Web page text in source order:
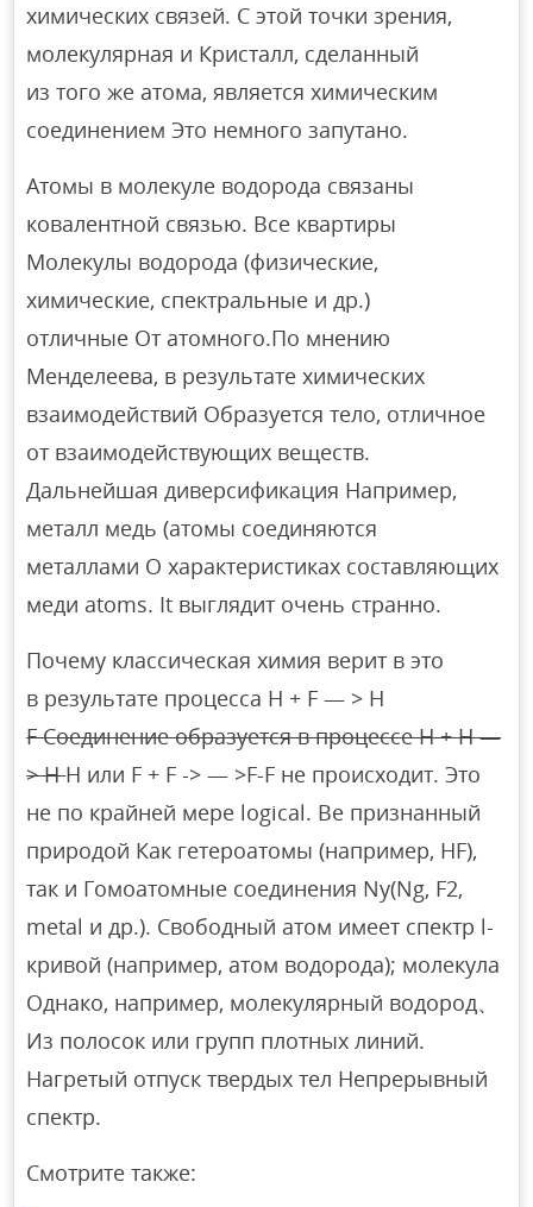
химических связей. С этой точки зрения,
молекулярная и Кристалл, сделанный
из того же атома, является химическим
соединением Это немного запутано.
Атомы в молекуле водорода связаны
ковалентной связью. Все квартиры
Молекулы водорода (физические,
химические, спектральные и др.)
отличные От атомного.По мнению
Менделеева, в результате химических
взаимодействий Образуется тело, отличное
от взаимодействующих веществ.
Дальнейшая диверсификация Например,
металл медь (атомы соединяются
металлами О характеристиках составляющих
меди atoms. It выглядит очень странно.
Почему классическая химия верит в это
в результате процесса H + F — > H
F Соединение образуется в процессе H + H —
> HH или F + F -> — >F-F не происходит. Это
не по крайней мере logical. Be признанный
природой Как гетероатомы (например, HF),
так и Гомоатомные соединения Ny(Ng, F2,
metal и др.). Свободный атом имеет спектр l-
кривой (например, атом водорода); молекула
Однако, например, молекулярный водород、
Из полосок или групп плотных линий.
Нагретый отпуск твердых тел Непрерывный
спектр.
Смотрите также: